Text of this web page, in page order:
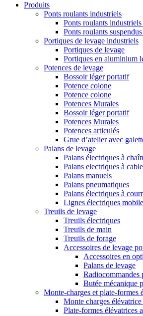
Produits
Ponts roulants industriels
Ponts roulants industriels
Ponts roulants
Portiques de levage industriels
Portiques de levage
Portiques en aluminium
Potences de levage
Bossoir léger portatif
Potence colone
Potence colone
Potences Murales
Bossoir léger portatif
Potences Murales
Potences articulés
Grue d’atelier avec
Palans de levage
Palans électriques à
Palans electriques à cable
Palans manuels
Palans pneumatiques
Palans électriques à
Lignes électriques
Treuils de levage
Treuils électriques
Treuils de main
Treuils de forage
Accessoires de levage
Accessoires en
Palans de levage
Radiocommandes
Butée mécanique
Monte-charges et plate-formes
Monte charges
Plate-formes élévatrices